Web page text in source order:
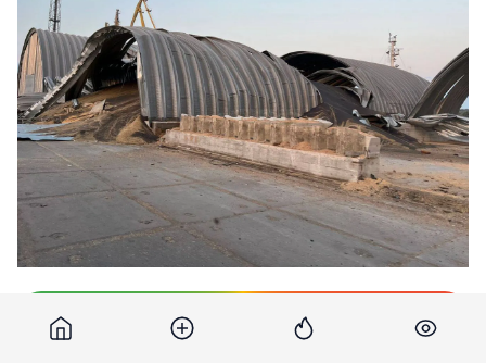
Подпишитесь на новости Point.md в Google